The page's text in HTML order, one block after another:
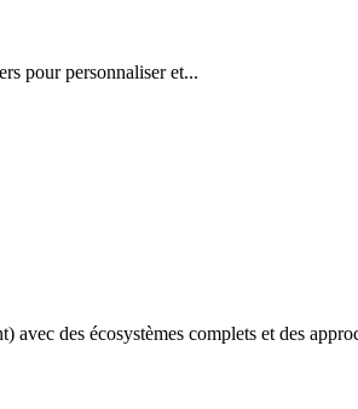
pour personnaliser et...
des écosystèmes complets et des